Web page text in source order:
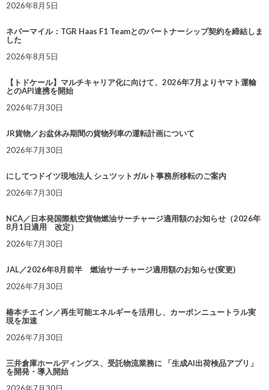
2026年8月5日
ネバーマイル：TGR Haas F1 Teamとのパートナーシップ契約を締結しま
した
2026年8月5日
【トドケール】マルチキャリア化に向けて、2026年7月よりヤマト運輸
とのAPI連携を開始
2026年7月30日
JR貨物／お盆休み期間の貨物列車の運転計画について
2026年7月30日
にしてつドイツ現地法人 シュツットガルト事務所移転のご案内
2026年7月30日
NCA／日本発国際航空貨物燃油サーチャージ適用額のお知らせ（2026年
8月1日適用 改定）
2026年7月30日
JAL／2026年8月前半 燃油サーチャージ適用額のお知らせ(変更)
2026年7月30日
椿本チエイン／再生可能エネルギーを活用し、カーボンニュートラル実
現を加速
2026年7月30日
三井倉庫ホールディングス、受託物流業務に 「生成AI出荷検品アプリ」
を開発・導入開始